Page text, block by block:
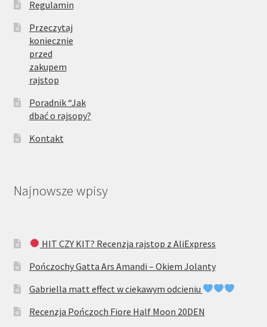
Regulamin
Przeczytaj
koniecznie
przed
zakupem
rajstop
Poradnik “Jak
dbać o rajsopy?
Kontakt
Najnowsze wpisy
HIT CZY KIT? Recenzja rajstop z AliExpress
Pończochy Gatta Ars Amandi – Okiem Jolanty
Gabriella matt effect w ciekawym odcieniu
Recenzja Pończoch Fiore Half Moon 20DEN